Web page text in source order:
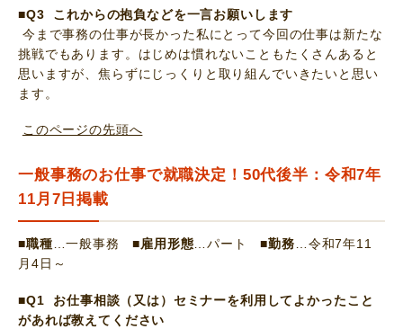
■Q3 これからの抱負などを一言お願いします
今まで事務の仕事が長かった私にとって今回の仕事は新たな
挑戦でもあります。はじめは慣れないこともたくさんあると
思いますが、焦らずにじっくりと取り組んでいきたいと思い
ます。
このページの先頭へ
一般事務のお仕事で就職決定！50代後半：令和7年
11月7日掲載
■職種…一般事務■雇用形態…パート■勤務…令和7年11
月4日～
■Q1 お仕事相談（又は）セミナーを利用してよかったこと
があれば教えてください